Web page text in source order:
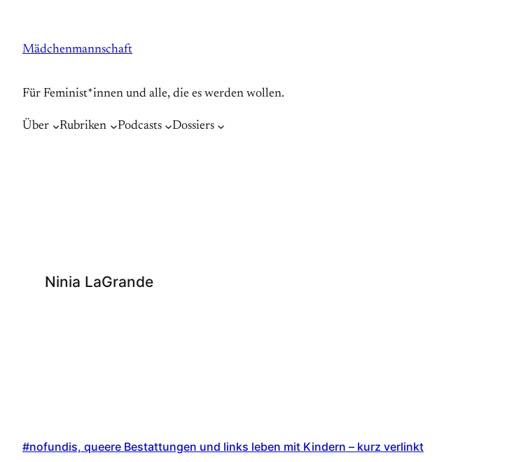
springen
Mädchenmannschaft
Für Feminist*innen und alle, die es werden wollen.
Über Rubriken Podcasts Dossiers
Ninia LaGrande
#nofundis, queere Bestattungen und links leben mit Kindern – kurz verlinkt